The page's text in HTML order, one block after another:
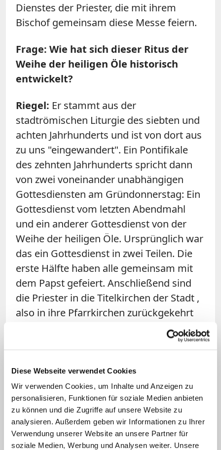
Diese Webseite verwendet Cookies
Wir verwenden Cookies, um Inhalte und Anzeigen zu
personalisieren, Funktionen für soziale Medien anbieten
zu können und die Zugriffe auf unsere Website zu
analysieren. Außerdem geben wir Informationen zu Ihrer
Verwendung unserer Website an unsere Partner für
soziale Medien, Werbung und Analysen weiter. Unsere
Dienstes der Priester, die mit ihrem
Bischof gemeinsam diese Messe feiern.
Frage: Wie hat sich dieser Ritus der
Weihe der heiligen Öle historisch
entwickelt?
Riegel: Er stammt aus der
stadtrömischen Liturgie des siebten und
achten Jahrhunderts und ist von dort aus
zu uns "eingewandert". Ein Pontifikale
des zehnten Jahrhunderts spricht dann
von zwei voneinander unabhängigen
Gottesdiensten am Gründonnerstag: Ein
Gottesdienst vom letzten Abendmahl
und ein anderer Gottesdienst von der
Weihe der heiligen Öle. Ursprünglich war
das ein Gottesdienst in zwei Teilen. Die
erste Hälfte haben alle gemeinsam mit
dem Papst gefeiert. Anschließend sind
die Priester in die Titelkirchen der Stadt ,
also in ihre Pfarrkirchen zurückgekehrt
"weitergefeiert", in Erinnerung an die
Frage: In einem Rundschreiben der
vatikanischen Kongregation für die
Gottesdienste heißt es, dass die
gemeinsame Feier der Messe durch
den Bischof und die Priester auch ein